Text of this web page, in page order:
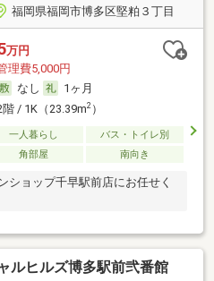
福岡県福岡市博多区堅粕３丁目
万円
理費5,000円
なし
1ヶ月
階 / 1K（23.39m2）
一人暮らし
バス・トイレ別
角部屋 南向き
ショップ千早駅前店にお任せく
ルヒルズ博多駅前弐番館